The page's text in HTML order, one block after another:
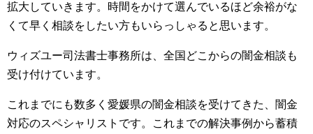
拡大していきます。時間をかけて選んでいるほど余裕がな
くて早く相談をしたい方もいらっしゃると思います。
ウィズユー司法書士事務所は、全国どこからの闇金相談も
受け付けています。
これまでにも数多く愛媛県の闇金相談を受けてきた、闇金
対応のスペシャリストです。これまでの解決事例から蓄積